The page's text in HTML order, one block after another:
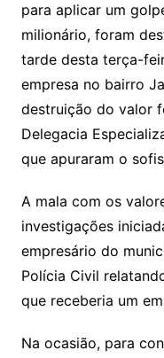
para aplicar um
milionário, foram
tarde desta terça-
empresa no bairro
destruição do valor
Delegacia
que apuraram o
A mala com os
investigações
empresário do
Polícia Civil
que receberia um
Na ocasião, para